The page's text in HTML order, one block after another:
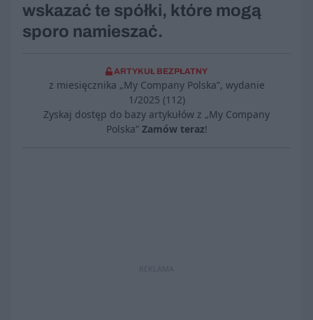
wskazać te spółki, które mogą
sporo namieszać.
ARTYKUŁ BEZPŁATNY
z miesięcznika „My Company Polska”, wydanie
1/2025 (112)
Zyskaj dostęp do bazy artykułów z „My Company
Polska” Zamów teraz!
REKLAMA